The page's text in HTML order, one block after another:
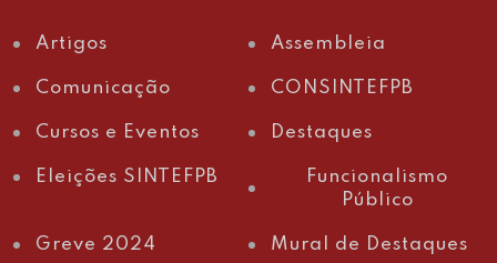
Artigos Assembleia
Comunicação CONSINTEFPB
Cursos e Eventos Destaques
Eleições SINTEFPB
Funcionalismo
Público
Greve 2024 Mural de Destaques